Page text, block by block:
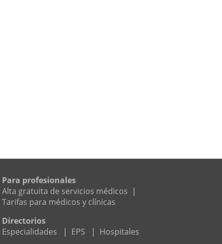
Para profesionales
Alta gratuita de servicios médicos |
Tarifas para médicos y clínicas
Directorios
Especialidades
| EPS | Hospitales